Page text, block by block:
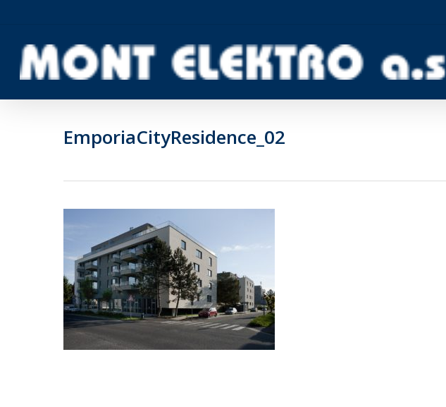
content
EmporiaCityResidence_02